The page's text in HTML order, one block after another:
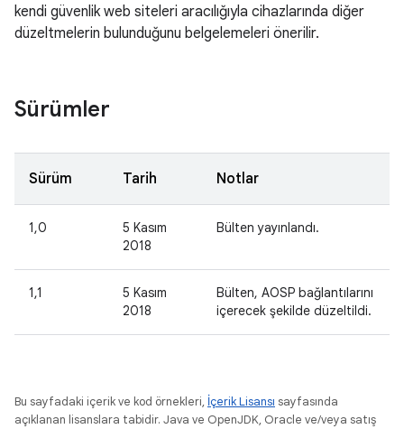
kendi güvenlik web siteleri aracılığıyla cihazlarında diğer
düzeltmelerin bulunduğunu belgelemeleri önerilir.
Sürümler
Sürüm Tarih Notlar
1,0
5 Kasım
2018
Bülten yayınlandı.
1,1
5 Kasım
2018
Bülten, AOSP bağlantılarını
içerecek şekilde düzeltildi.
Bu sayfadaki içerik ve kod örnekleri, İçerik Lisansı sayfasında
açıklanan lisanslara tabidir. Java ve OpenJDK, Oracle ve/veya satış